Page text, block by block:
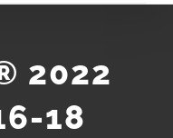
2022
18